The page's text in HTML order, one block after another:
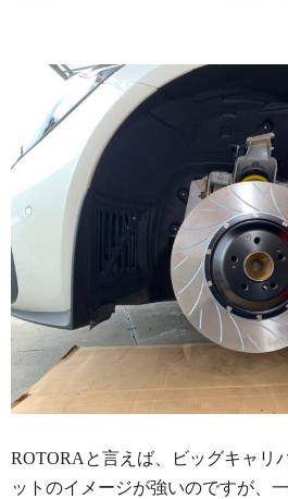
ROTORAと言えば、ビッグキャリ
ットのイメージが強いのですが、